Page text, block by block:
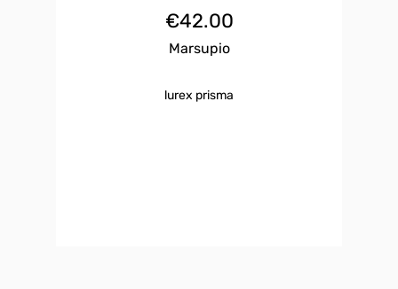
€42.00
Marsupio
lurex prisma